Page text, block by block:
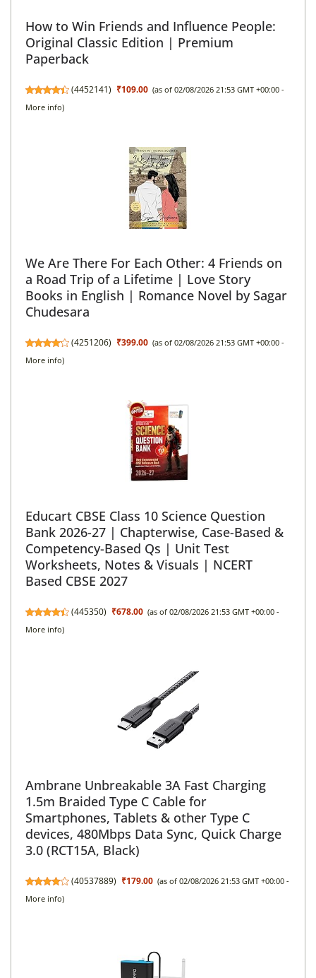
How to Win Friends and Influence People:
Original Classic Edition | Premium
Paperback
(4452141) ₹109.00 (as of 02/08/2026 21:53 GMT +00:00 -
More info)
We Are There For Each Other: 4 Friends on
a Road Trip of a Lifetime | Love Story
Books in English | Romance Novel by Sagar
Chudesara
(4251206) ₹399.00 (as of 02/08/2026 21:53 GMT +00:00 -
More info)
Educart CBSE Class 10 Science Question
Bank 2026-27 | Chapterwise, Case-Based &
Competency-Based Qs | Unit Test
Worksheets, Notes & Visuals | NCERT
Based CBSE 2027
(445350) ₹678.00 (as of 02/08/2026 21:53 GMT +00:00 -
More info)
Ambrane Unbreakable 3A Fast Charging
1.5m Braided Type C Cable for
Smartphones, Tablets & other Type C
devices, 480Mbps Data Sync, Quick Charge
3.0 (RCT15A, Black)
(40537889) ₹179.00 (as of 02/08/2026 21:53 GMT +00:00 -
More info)